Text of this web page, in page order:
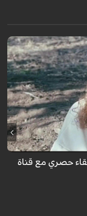
السيد المسيح أحمد
حصري مع قناة